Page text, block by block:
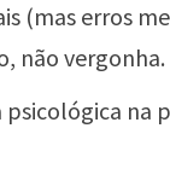
(mas erros
não vergonha.
na